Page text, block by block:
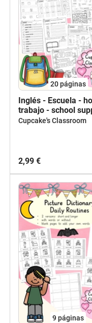
20páginas
Inglés - Escuela -
trabajo - school
English - worksheets
Cupcake's Classroom
2,99 €
9páginas